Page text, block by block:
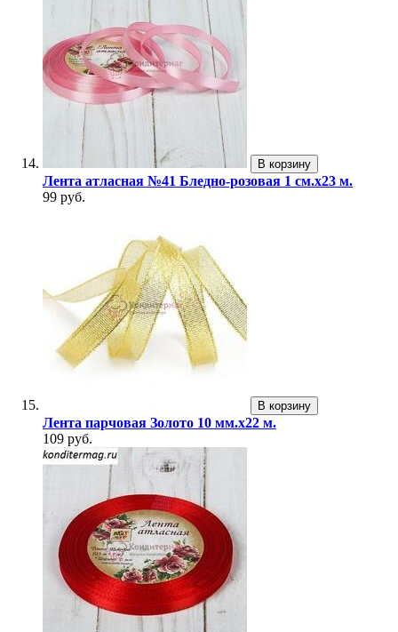
В корзину
Лента атласная №41 Бледно-розовая 1 см.х23 м.
99 руб.
В корзину
Лента парчовая Золото 10 мм.х22 м.
109 руб.